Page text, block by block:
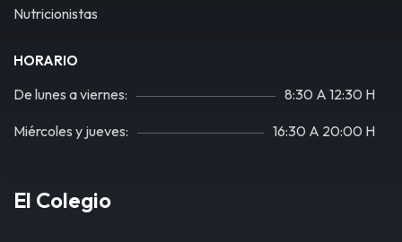
Nutricionistas
HORARIO
De lunes a viernes: 8:30 A 12:30 H
Miércoles y jueves: 16:30 A 20:00 H
El Colegio